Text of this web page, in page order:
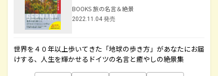
BOOKS 旅の名言＆絶景
2022.11.04 発売
世界を４０年以上歩いてきた「地球の歩き方」があなたにお届
けする、人生を輝かせるドイツの名言と癒やしの絶景集